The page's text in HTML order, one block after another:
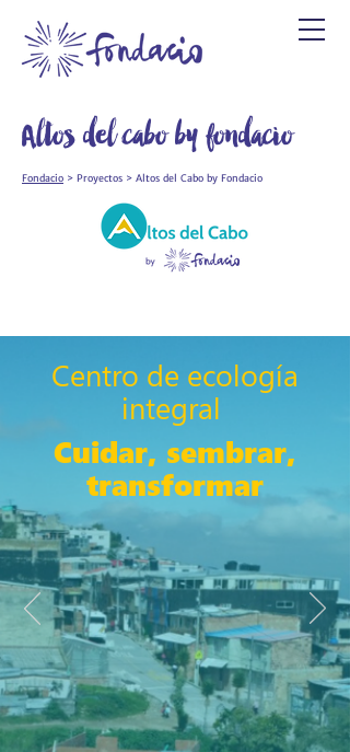
Altos del cabo by fondacio
Fondacio > Proyectos > Altos del Cabo by Fondacio
Centro de ecología
integral
Cuidar, sembrar,
transformar